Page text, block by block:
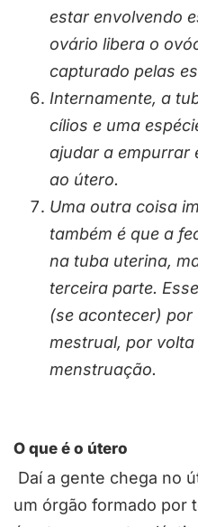
estar envolvendo
ovário libera o
capturado pelas
Internamente, a
cílios e uma
ajudar a empurrar
ao útero.
Uma outra coisa
também é que a
na tuba uterina,
terceira parte.
(se acontecer)
mestrual, por
menstruação.
O que é o útero
Daí a gente chega no
um órgão formado por